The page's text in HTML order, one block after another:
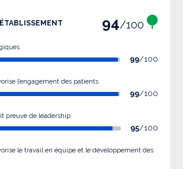
94/100
99/100
l’engagement des patients
99/100
preuve de leadership
95/100
le travail en équipe et le développement des